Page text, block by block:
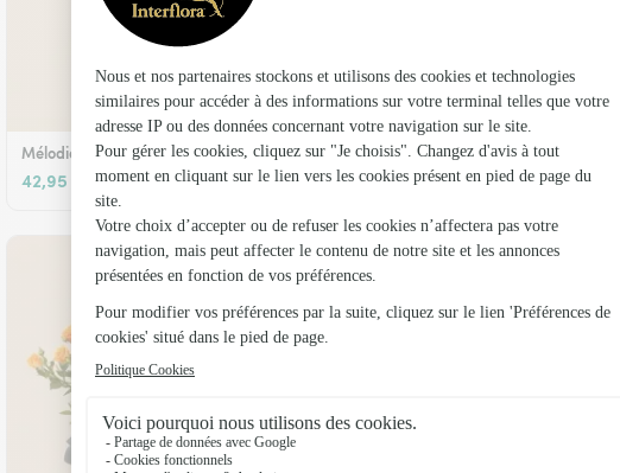
Mélodie et son vase offert
42,95 €
Plaisir fleuri
36,95 €